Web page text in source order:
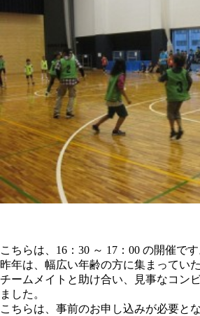
こちらは、16：30 ～ 17：00 の開催です
昨年は、幅広い年齢の方に集まってい
チームメイトと助け合い、見事なコン
ました。
こちらは、事前のお申し込みが必要と